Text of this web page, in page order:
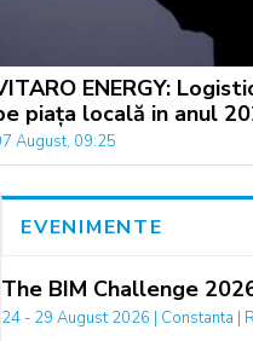
ENERGY:
piața locală in anul
August, 09:25
EVENIMENTE
The BIM Challenge
24 - 29 August 2026 | Constanta |